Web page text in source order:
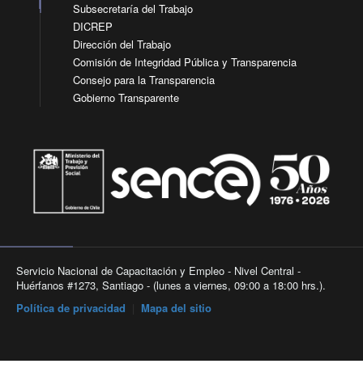
Subsecretaría del Trabajo
DICREP
Dirección del Trabajo
Comisión de Integridad Pública y Transparencia
Consejo para la Transparencia
Gobierno Transparente
Servicio Nacional de Capacitación y Empleo - Nivel Central -
Huérfanos #1273, Santiago - (lunes a viernes, 09:00 a 18:00 hrs.).
Política de privacidad
Mapa del sitio